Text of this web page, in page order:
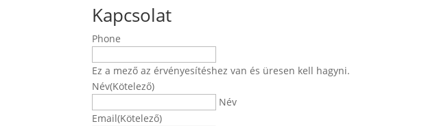
Kapcsolat
Phone
Ez a mező az érvényesítéshez van és üresen kell hagyni.
Név(Kötelező)
Név
Email(Kötelező)